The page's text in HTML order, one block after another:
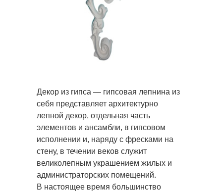
Декор из гипса — гипсовая лепнина из
себя представляет архитектурно
лепной декор, отдельная часть
элементов и ансамбли, в гипсовом
исполнении и, наряду с фресками на
стену, в течении веков служит
великолепным украшением жилых и
администраторских помещений.
В настоящее время большинство